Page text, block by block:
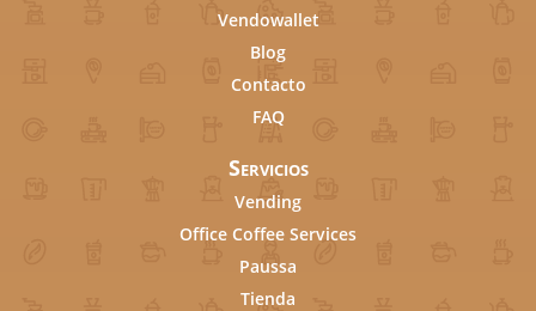
Vendowallet
Blog
Contacto
FAQ
Servicios
Vending
Office Coffee Services
Paussa
Tienda